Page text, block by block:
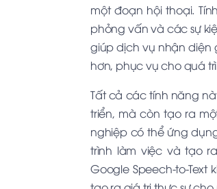
một đoạn hội thoại.
phỏng vấn và các sự
giúp dịch vụ nhận diện
hơn, phục vụ cho quá
Tất cả các tính năng
triển, mà còn tạo ra
nghiệp có thể ứng
trình làm việc và tạo
Google Speech-to-